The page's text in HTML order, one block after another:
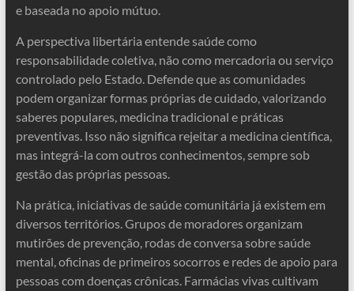
e baseada no apoio mútuo.
A perspectiva libertária entende saúde como
responsabilidade coletiva, não como mercadoria ou serviço
controlado pelo Estado. Defende que as comunidades
podem organizar formas próprias de cuidado, valorizando
saberes populares, medicina tradicional e práticas
preventivas. Isso não significa rejeitar a medicina científica,
mas integrá-la com outros conhecimentos, sempre sob
gestão das próprias pessoas.
Na prática, iniciativas de saúde comunitária já existem em
diversos territórios. Grupos de moradores organizam
mutirões de prevenção, rodas de conversa sobre saúde
mental, oficinas de primeiros socorros e redes de apoio para
pessoas com doenças crônicas. Farmácias vivas cultivam